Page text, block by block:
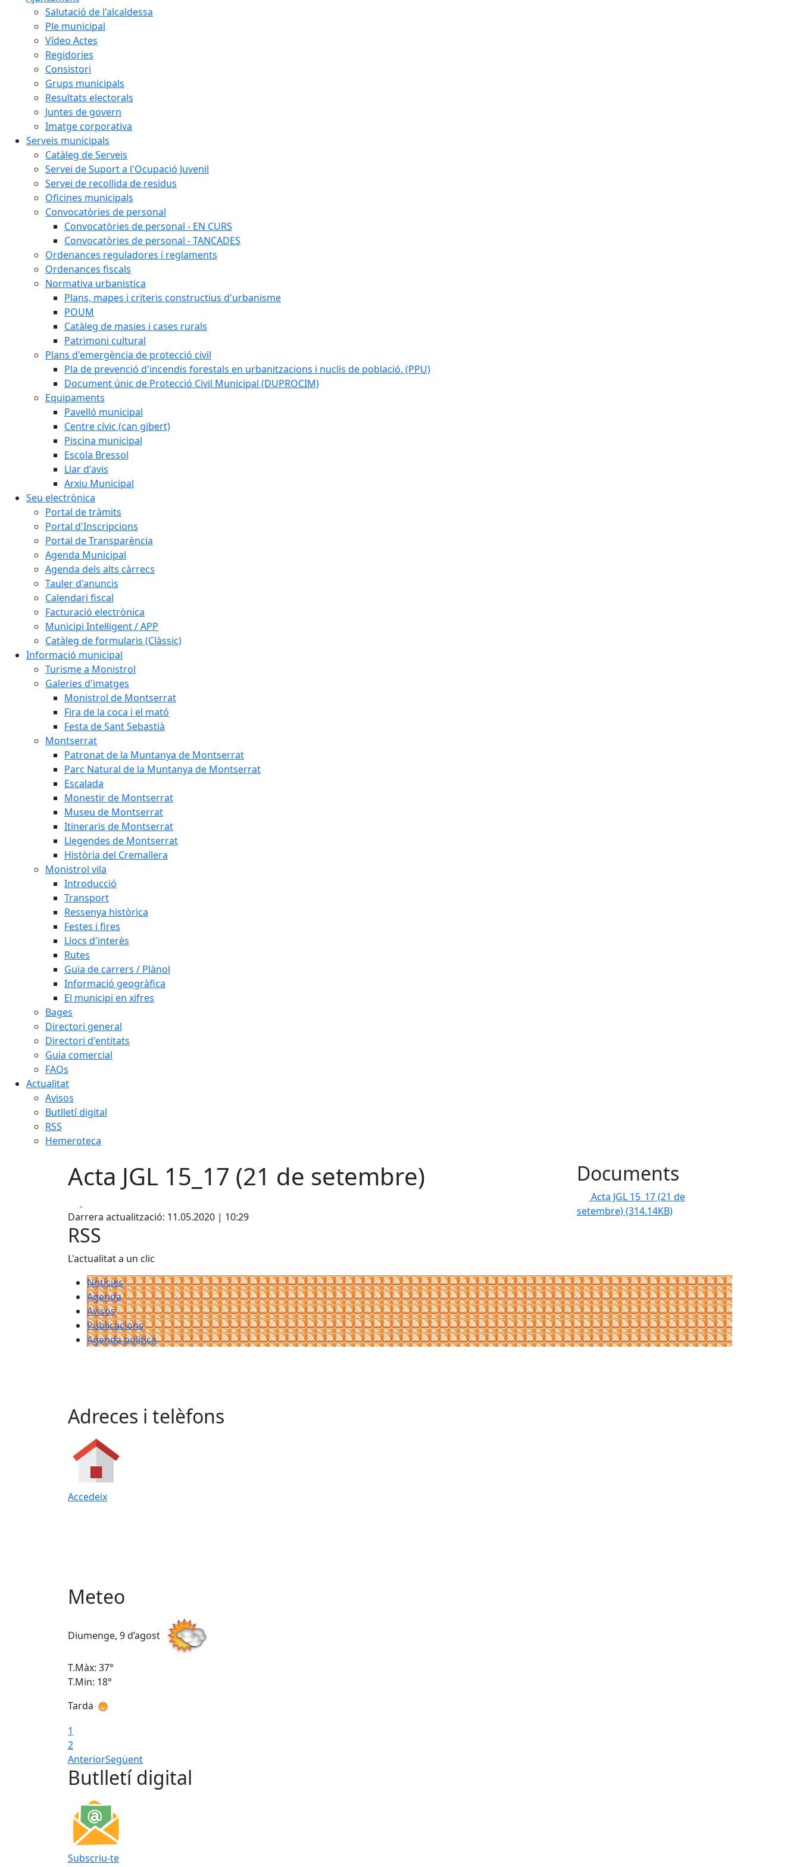
Salutació de l'alcaldessa
Ple municipal
Vídeo Actes
Regidories
Consistori
Grups municipals
Resultats electorals
Juntes de govern
Imatge corporativa
Serveis municipals
Catàleg de Serveis
Servei de Suport a l'Ocupació Juvenil
Servei de recollida de residus
Oficines municipals
Convocatòries de personal
Convocatòries de personal - EN CURS
Convocatòries de personal - TANCADES
Ordenances reguladores i reglaments
Ordenances fiscals
Normativa urbanistica
Plans, mapes i criteris constructius d'urbanisme
POUM
Catàleg de masies i cases rurals
Patrimoni cultural
Plans d'emergència de protecció civil
Pla de prevenció d'incendis forestals en urbanitzacions i nuclis de població. (PPU)
Document únic de Protecció Civil Municipal (DUPROCIM)
Equipaments
Pavelló municipal
Centre cívic (can gibert)
Piscina municipal
Escola Bressol
Llar d'avis
Arxiu Municipal
Seu electrònica
Portal de tràmits
Portal d'Inscripcions
Portal de Transparència
Agenda Municipal
Agenda dels alts càrrecs
Tauler d'anuncis
Calendari fiscal
Facturació electrònica
Municipi Intel·ligent / APP
Catàleg de formularis (Clàssic)
Informació municipal
Turisme a Monistrol
Galeries d'imatges
Monistrol de Montserrat
Fira de la coca i el mató
Festa de Sant Sebastià
Montserrat
Patronat de la Muntanya de Montserrat
Parc Natural de la Muntanya de Montserrat
Escalada
Monestir de Montserrat
Museu de Montserrat
Itineraris de Montserrat
Llegendes de Montserrat
Història del Cremallera
Monistrol vila
Introducció
Transport
Ressenya històrica
Festes i fires
Llocs d'interès
Rutes
Guia de carrers / Plànol
Informació geogràfica
El municipi en xifres
Bages
Directori general
Directori d'entitats
Guia comercial
FAQs
Actualitat
Avisos
Butlletí digital
RSS
Hemeroteca
Acta JGL 15_17 (21 de setembre)
Darrera actualització: 11.05.2020 | 10:29
Documents
Acta JGL 15_17 (21 de
setembre)(314.14KB)
RSS
L'actualitat a un clic
Notícies
Agenda
Avisos
Publicacions
Agenda política
Adreces i telèfons
Accedeix
Meteo
Diumenge, 9 d’agost
T.Màx: 37°
T.Min: 18°
Tarda
1
2
AnteriorSegüent
Butlletí digital
Subscriu-te